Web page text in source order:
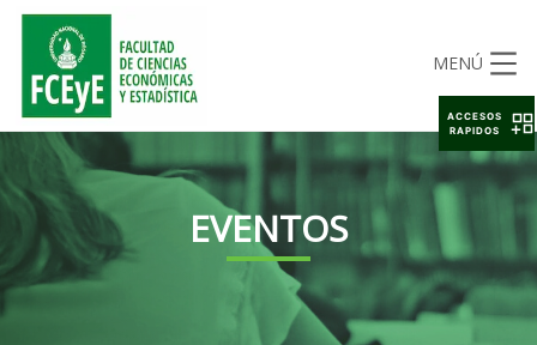
MENÚ
EVENTOS
ACCESOS
RAPIDOS